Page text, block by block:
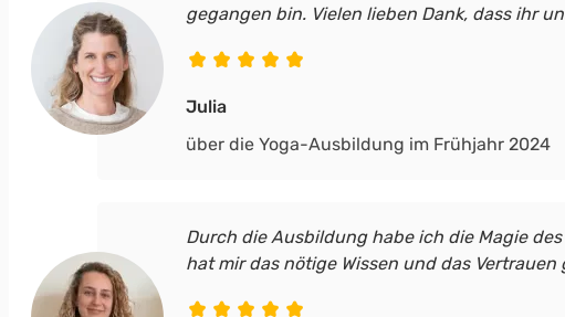
gegangen bin. Vielen lieben Dank, dass ihr
Julia
über die Yoga-Ausbildung im Frühjahr 2024
Durch die Ausbildung habe ich die Magie
hat mir das nötige Wissen und das